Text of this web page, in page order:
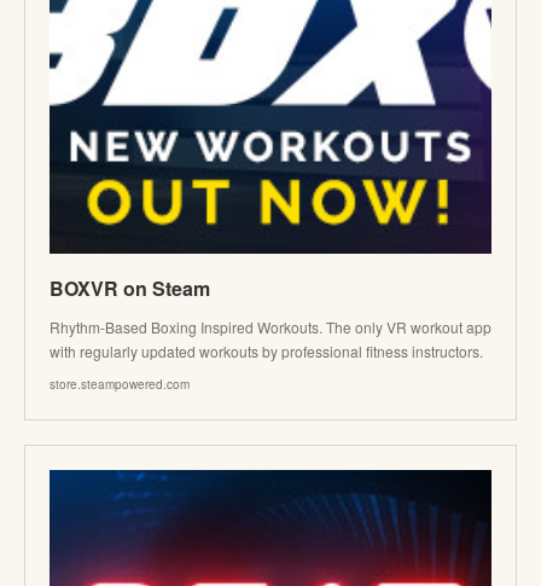
BOXVR on Steam
Rhythm-Based Boxing Inspired Workouts. The only VR workout app
with regularly updated workouts by professional fitness instructors.
store.steampowered.com